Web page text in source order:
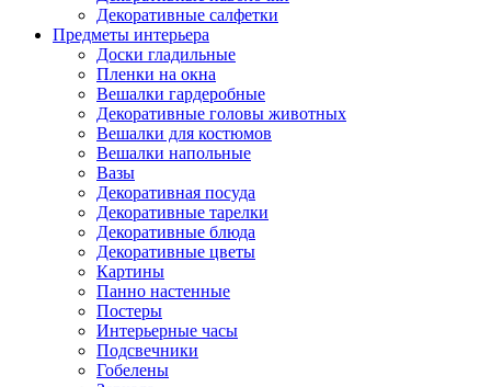
Декоративные салфетки
Предметы интерьера
Доски гладильные
Пленки на окна
Вешалки гардеробные
Декоративные головы животных
Вешалки для костюмов
Вешалки напольные
Вазы
Декоративная посуда
Декоративные тарелки
Декоративные блюда
Декоративные цветы
Картины
Панно настенные
Постеры
Интерьерные часы
Подсвечники
Гобелены